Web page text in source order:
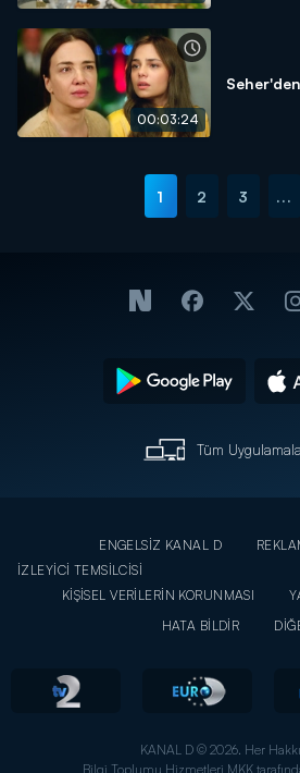
00:03:24
1 2 3 ...
Tüm
ENGELSİZ KANAL D
İZLEYİCİ TEMSİLCİSİ
KİŞİSEL VERİLERİN KORUNMASI
HATA BİLDİR
KANAL D © 2026. Her Hakkı
Bilgi Toplumu Hizmetleri MKK